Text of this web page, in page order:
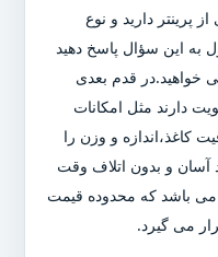
پرینتر دارید و نوع
به این سؤال پاسخ دهید
خواهید.در قدم بعدی
دارند مثل امکانات
و وزن را
آسان و بدون اتلاف وقت
می باشد که محدوده قیمت
می گیرد.